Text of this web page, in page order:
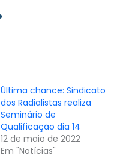
Última chance: Sindicato
dos Radialistas realiza
Seminário de
Qualificação dia 14
12 de maio de 2022
Em "Notícias"